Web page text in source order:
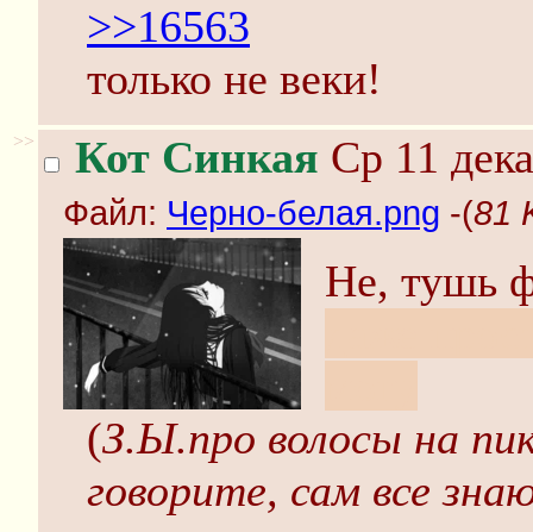
>>16563
только не веки!
>> Кот Синкая Ср 11
Файл: Черно-белая.png -(81
Не, тушь
(З.Ы.про волосы на
говорите, сам все